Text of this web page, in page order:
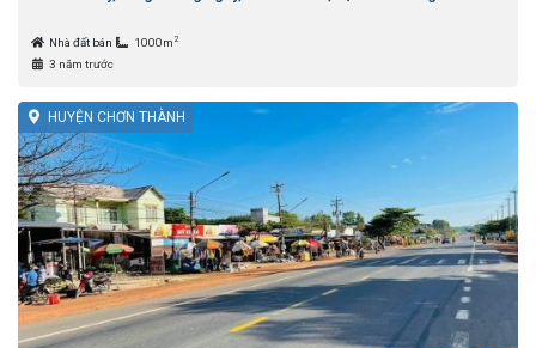
Nhà đất bán 1000m 2
3 năm trước
HUYỆN CHƠN THÀNH